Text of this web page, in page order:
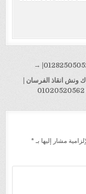
انقاذ الفرسان |
مشار إليها بـ *